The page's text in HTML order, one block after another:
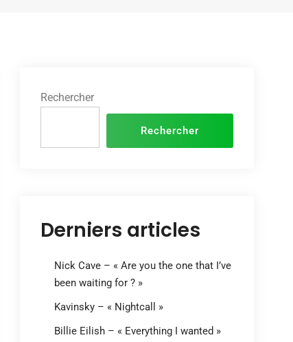
Rechercher
Rechercher
Derniers articles
Nick Cave – « Are you the one that I’ve
been waiting for ? »
Kavinsky – « Nightcall »
Billie Eilish – « Everything I wanted »